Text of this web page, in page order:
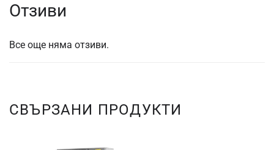
Отзиви
Все още няма отзиви.
СВЪРЗАНИ ПРОДУКТИ